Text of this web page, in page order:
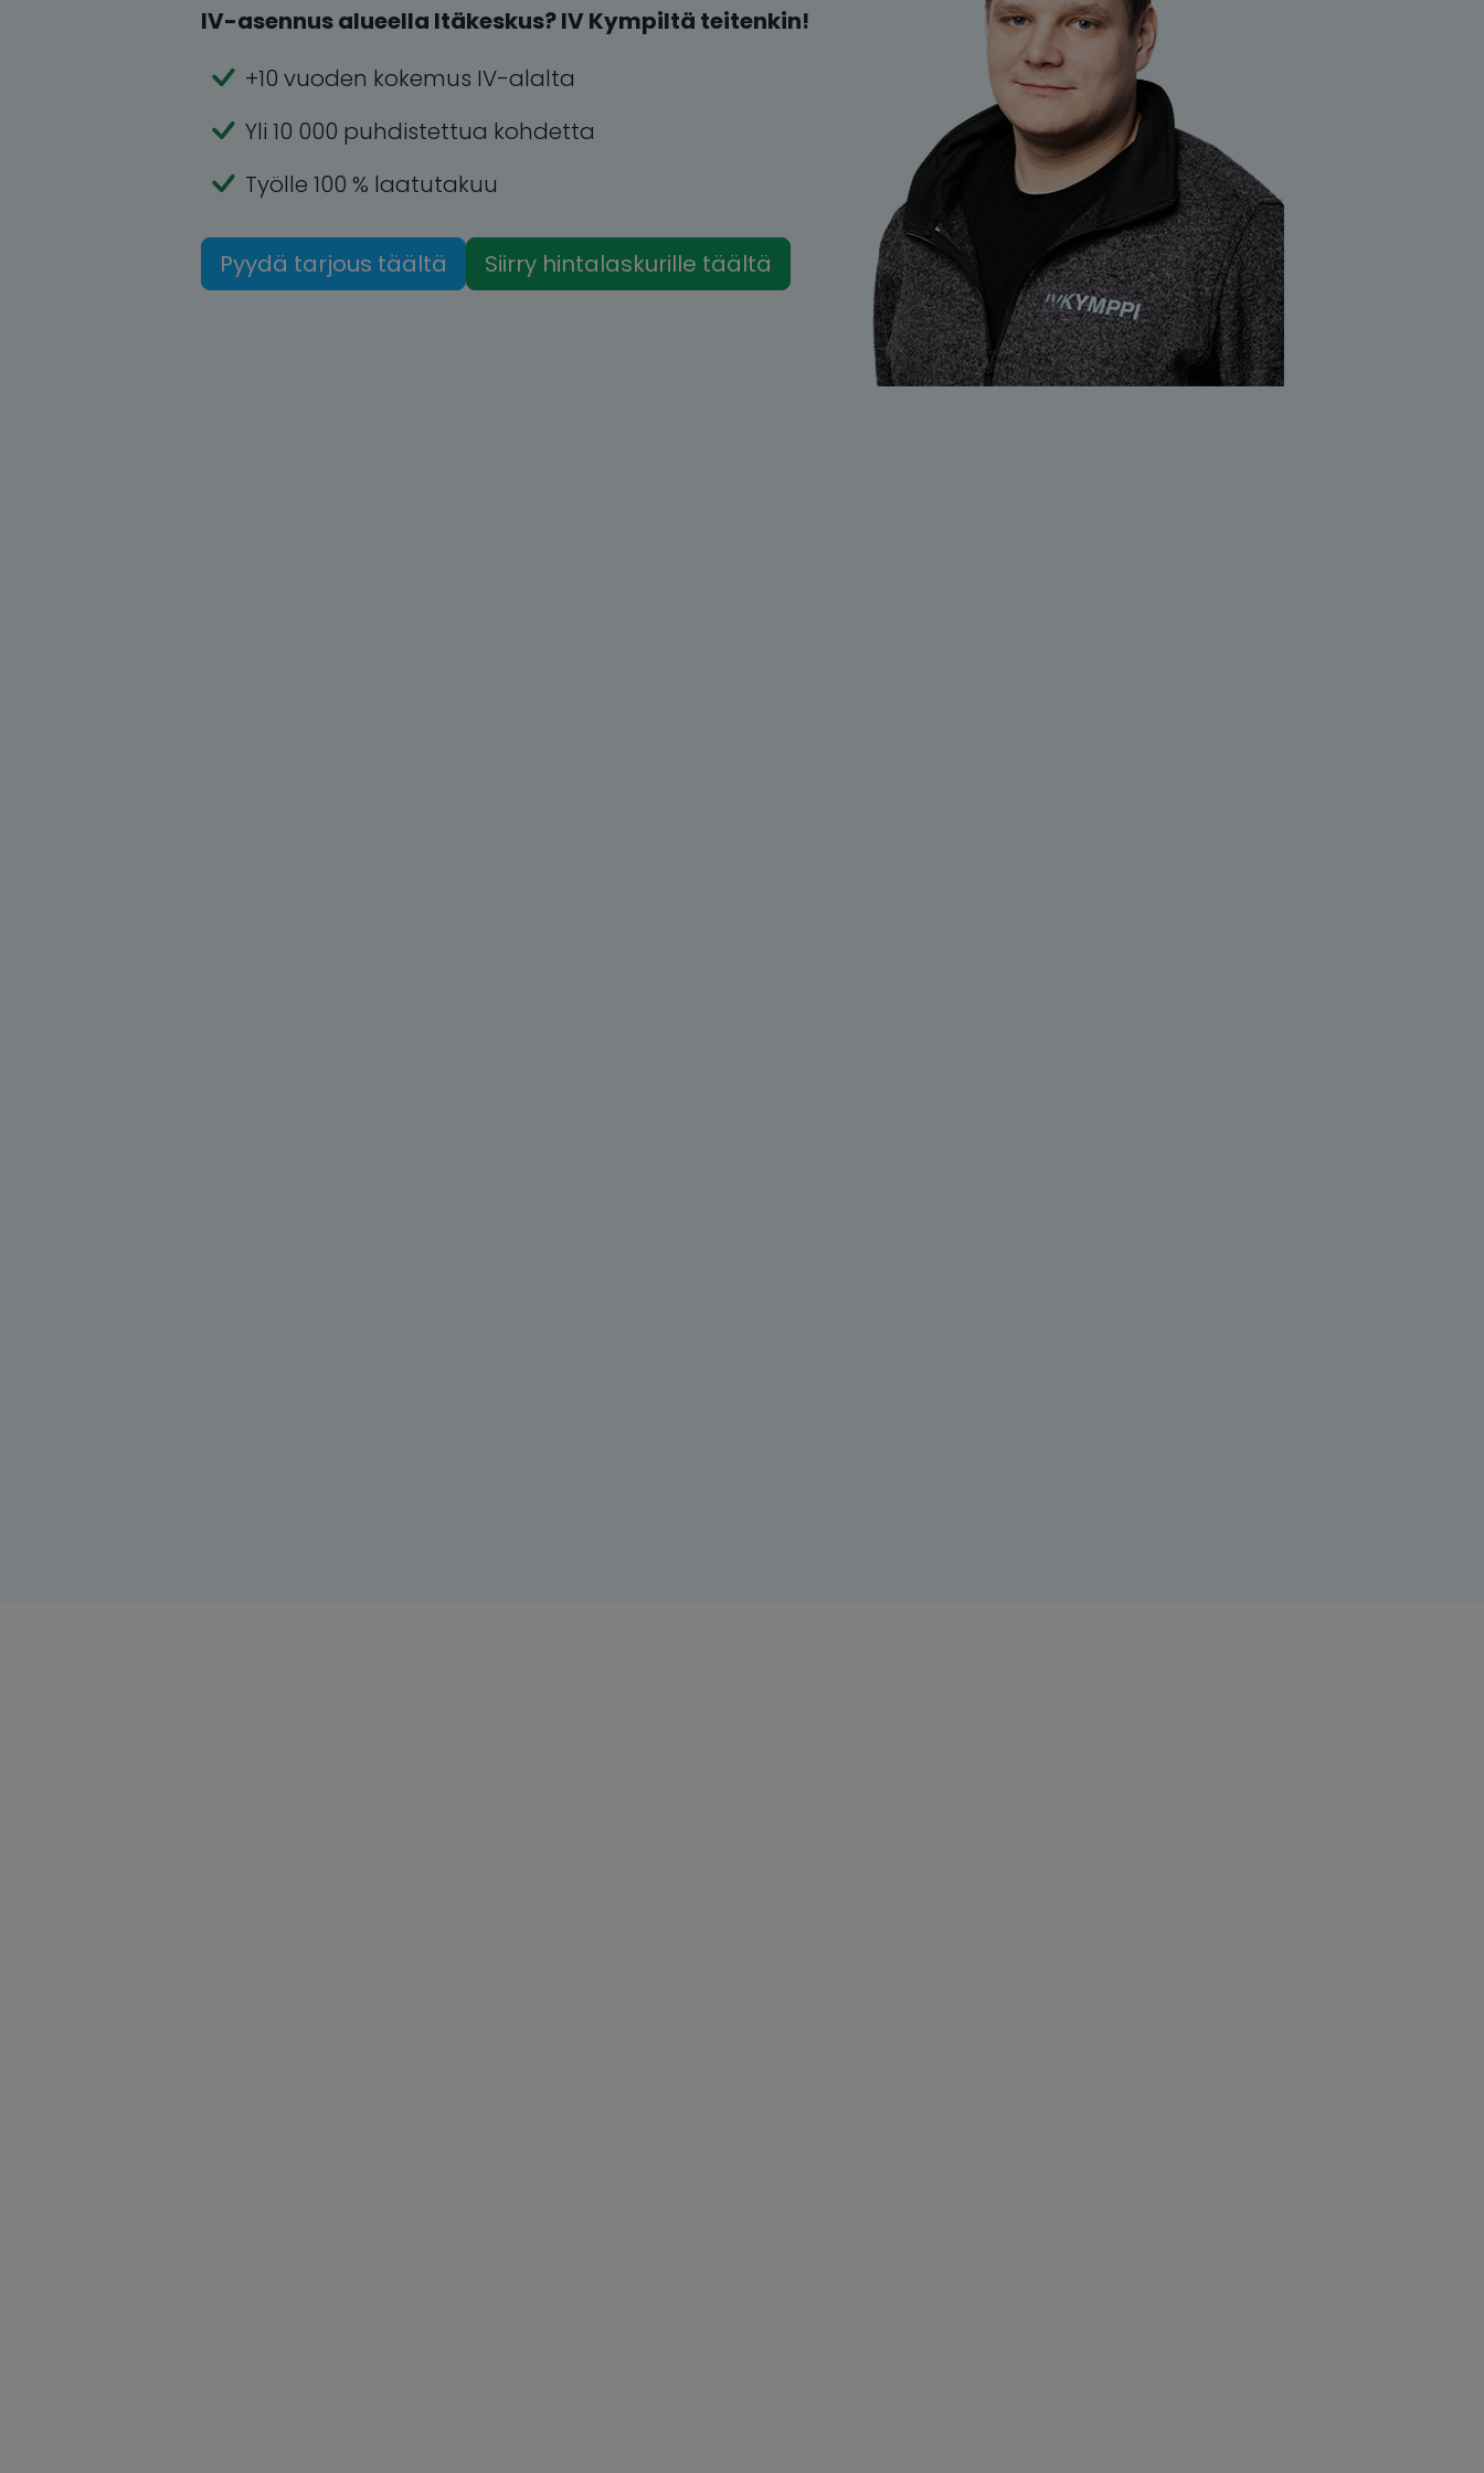
IV-asennus alueella Itäkeskus? IV Kympiltä teitenkin!
+10 vuoden kokemus IV-alalta
Yli 10 000 puhdistettua kohdetta
Työlle 100 % laatutakuu
Pyydä tarjous täältä Siirry hintalaskurille täältä